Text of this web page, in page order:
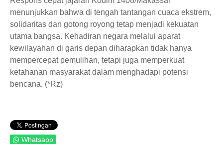
menunjukkan bahwa di tengah tantangan cuaca ekstrem,
solidaritas dan gotong royong tetap menjadi kekuatan
utama bangsa. Kehadiran negara melalui aparat
kewilayahan di garis depan diharapkan tidak hanya
mempercepat pemulihan, tetapi juga memperkuat
ketahanan masyarakat dalam menghadapi potensi
bencana. (*Rz)
Whatsapp